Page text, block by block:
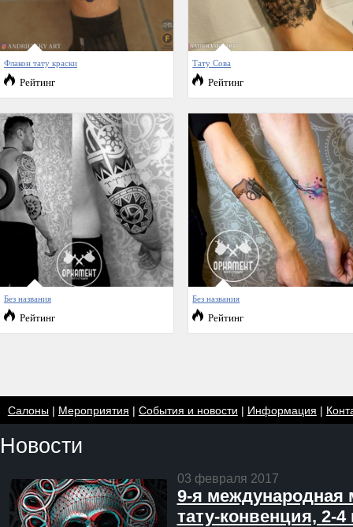
Флакон тату краски
Рейтинг
Тату Сова
Рейтинг
Без названия
Рейтинг
Без названия
Рейтинг
Салоны| Мероприятия | События и новости | Информация |
Новости
03 февраля 2017
9-я международная
тату-конвенция, 2-